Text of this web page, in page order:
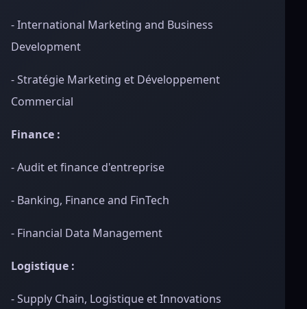
- International Marketing and Business
Development
- Stratégie Marketing et Développement
Commercial
Finance :
- Audit et finance d'entreprise
- Banking, Finance and FinTech
- Financial Data Management
Logistique :
- Supply Chain, Logistique et Innovations